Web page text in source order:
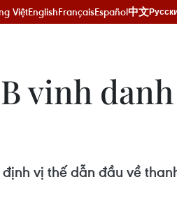
ViệtEnglishFrançaisEspañol中文
vinh
vị thế dẫn đầu về